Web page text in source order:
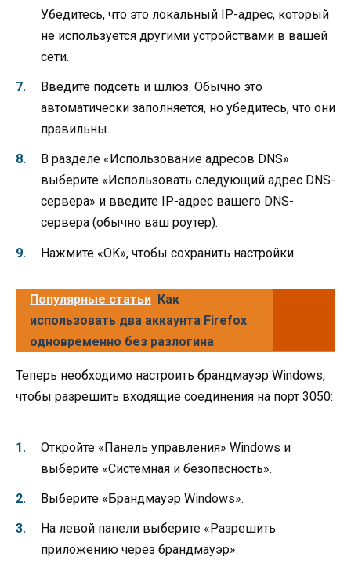
Убедитесь, что это локальный IP-адрес, который
не используется другими устройствами в вашей
сети.
Введите подсеть и шлюз. Обычно это
автоматически заполняется, но убедитесь, что они
правильны.
В разделе «Использование адресов DNS»
выберите «Использовать следующий адрес DNS-
сервера» и введите IP-адрес вашего DNS-
сервера (обычно ваш роутер).
Нажмите «OK», чтобы сохранить настройки.
Популярные статьи Как
использовать два аккаунта Firefox
одновременно без разлогина
Теперь необходимо настроить брандмауэр Windows,
чтобы разрешить входящие соединения на порт 3050:
Откройте «Панель управления» Windows и
выберите «Системная и безопасность».
Выберите «Брандмауэр Windows».
На левой панели выберите «Разрешить
приложению через брандмауэр».